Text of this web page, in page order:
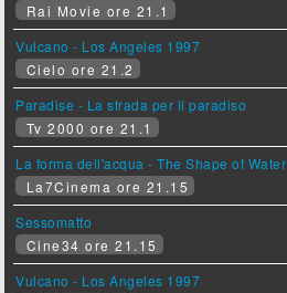
Rai Movie ore 21.1
Vulcano - Los Angeles 1997
Cielo ore 21.2
Paradise - La strada per il paradiso
Tv 2000 ore 21.1
La forma dell'acqua - The Shape of Water
La7Cinema ore 21.15
Sessomatto
Cine34 ore 21.15
Vulcano - Los Angeles 1997